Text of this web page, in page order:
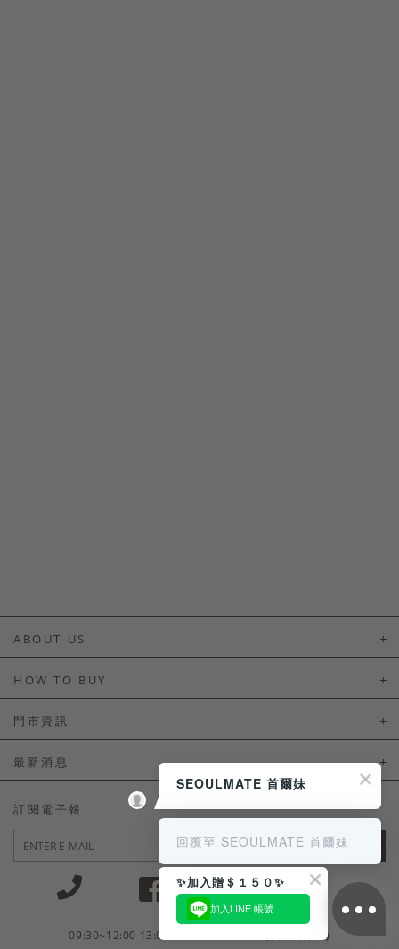
ABOUT US
HOW TO BUY
如何購買
會員常見問題
訂單常見問題
商品售後服務
電子發票
門市資訊
門市資訊
最新消息
LINE官方會員活動
訂閱電子報
JOIN
09:30~12:00 13:00~18:30 / Mon - Fri(例假日除外)
SEOULMATE 首爾妹
回覆至 SEOULMATE 首爾妹
✨加入贈＄１５０✨
加入LINE 帳號